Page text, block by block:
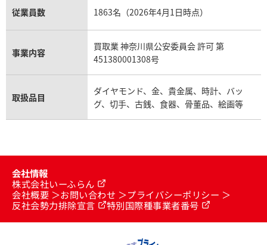
従業員数 1863名（2026年4月1日時点）
事業内容
買取業 神奈川県公安委員会 許可 第
451380001308号
取扱品目
ダイヤモンド、金、貴金属、時計、バッ
グ、切手、古銭、食器、骨董品、絵画等
会社情報
株式会社いーふらん
会社概要
お問い合わせ
プライバシーポリシー
反社会勢力排除宣言
特別国際種事業者番号